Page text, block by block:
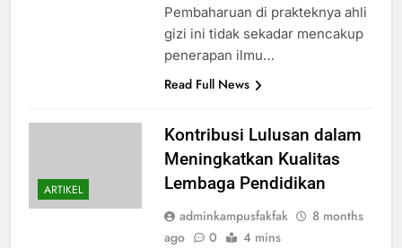
Pembaharuan di prakteknya ahli
gizi ini tidak sekadar mencakup
penerapan ilmu…
Read Full News
ARTIKEL
Kontribusi Lulusan dalam
Meningkatkan Kualitas
Lembaga Pendidikan
adminkampusfakfak
8 months
ago
0 4 mins